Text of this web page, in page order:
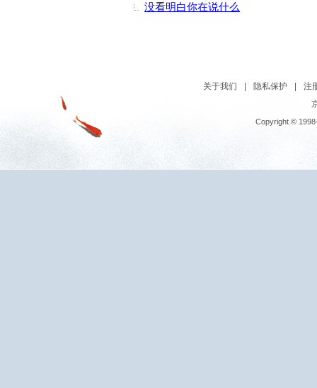
没看明白你在说什么
关于我们 隐私保护
注
Copyright ©